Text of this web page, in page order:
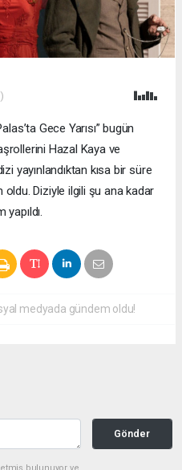
Gece Yarısı” bugün
Hazal Kaya ve
yayınlandıktan kısa bir süre
Diziyle ilgili şu ana kadar
yapıldı.
medyada gündem oldu!
Gönder